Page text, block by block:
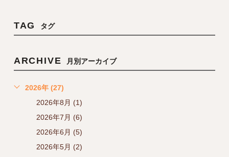
TAG タグ
ARCHIVE 月別アーカイブ
2026年 (27)
2026年8月 (1)
2026年7月 (6)
2026年6月 (5)
2026年5月 (2)